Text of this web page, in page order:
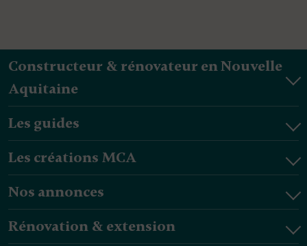
Constructeur & rénovateur en Nouvelle
Aquitaine
Les guides
Les créations MCA
Nos annonces
Rénovation & extension